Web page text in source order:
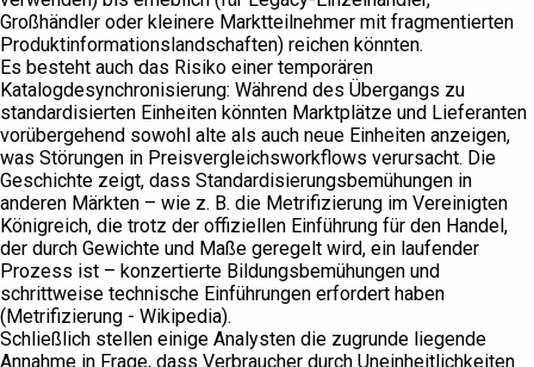
Großhändler oder kleinere Marktteilnehmer mit fragmentierten
Produktinformationslandschaften) reichen könnten.
Es besteht auch das Risiko einer temporären
Katalogdesynchronisierung: Während des Übergangs zu
standardisierten Einheiten könnten Marktplätze und Lieferanten
vorübergehend sowohl alte als auch neue Einheiten anzeigen,
was Störungen in Preisvergleichsworkflows verursacht. Die
Geschichte zeigt, dass Standardisierungsbemühungen in
anderen Märkten – wie z. B. die Metrifizierung im Vereinigten
Königreich, die trotz der offiziellen Einführung für den Handel,
der durch Gewichte und Maße geregelt wird, ein laufender
Prozess ist – konzertierte Bildungsbemühungen und
schrittweise technische Einführungen erfordert haben
(Metrifizierung - Wikipedia).
Schließlich stellen einige Analysten die zugrunde liegende
Annahme in Frage, dass Verbraucher durch Uneinheitlichkeiten